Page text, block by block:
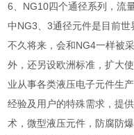
6、NG10四个通径系列，流
中NG3、3通径元件是目前
不久将来，会和NG4一样被
外，还另设欧洲标准，扩大
业从事各类液压电子元件生
经验及用户的特殊需求，提
术，微型液压元件，防腐防